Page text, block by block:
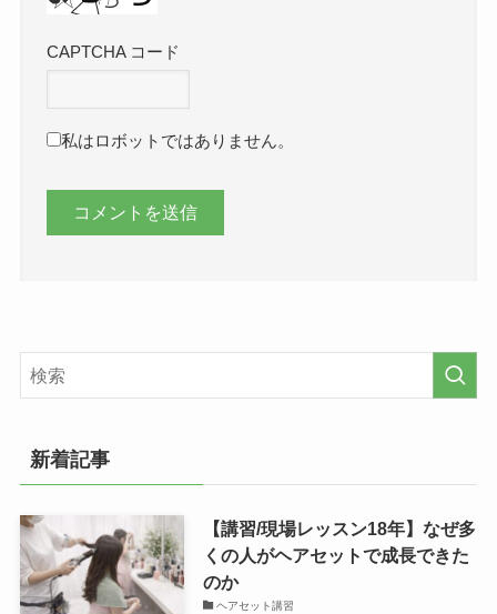
CAPTCHA コード
私はロボットではありません。
新着記事
【講習/現場レッスン18年】なぜ多
くの人がヘアセットで成長できた
のか
ヘアセット講習